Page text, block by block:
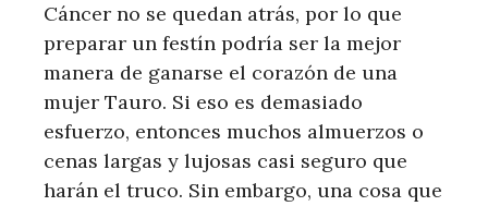
Cáncer no se quedan atrás, por lo que
preparar un festín podría ser la mejor
manera de ganarse el corazón de una
mujer Tauro. Si eso es demasiado
esfuerzo, entonces muchos almuerzos o
cenas largas y lujosas casi seguro que
harán el truco. Sin embargo, una cosa que